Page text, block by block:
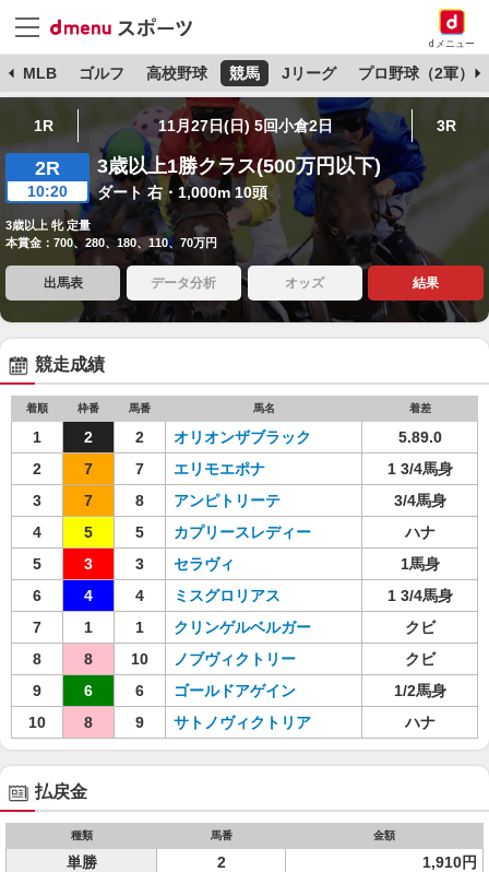
dメニュー
MLB ゴルフ 高校野球 競馬 Jリーグ プロ野球（2軍）
1R 11月27日(日) 5回小倉2日 3R
2R
10:20
3歳以上1勝クラス(500万円以下)
ダート 右・1,000m 10頭
3歳以上 牝 定量
本賞金：700、280、180、110、70万円
出馬表 データ分析 オッズ 結果
競走成績
着順 枠番 馬番 馬名 着差
1 2 2 オリオンザブラック
5.89.0
2
7 7 エリモエポナ
1 3/4馬身
3
7 8 アンピトリーテ
3/4馬身
4
5 5 カプリースレディー
ハナ
5
3 3 セラヴィ
1馬身
6
4 4 ミスグロリアス
1 3/4馬身
7
1 1 クリンゲルベルガー
クビ
8
8 10 ノブヴィクトリー
クビ
9
6 6 ゴールドアゲイン
1/2馬身
10
8 9 サトノヴィクトリア ハナ
払戻金
種類 馬番 金額
単勝 2 1,910円